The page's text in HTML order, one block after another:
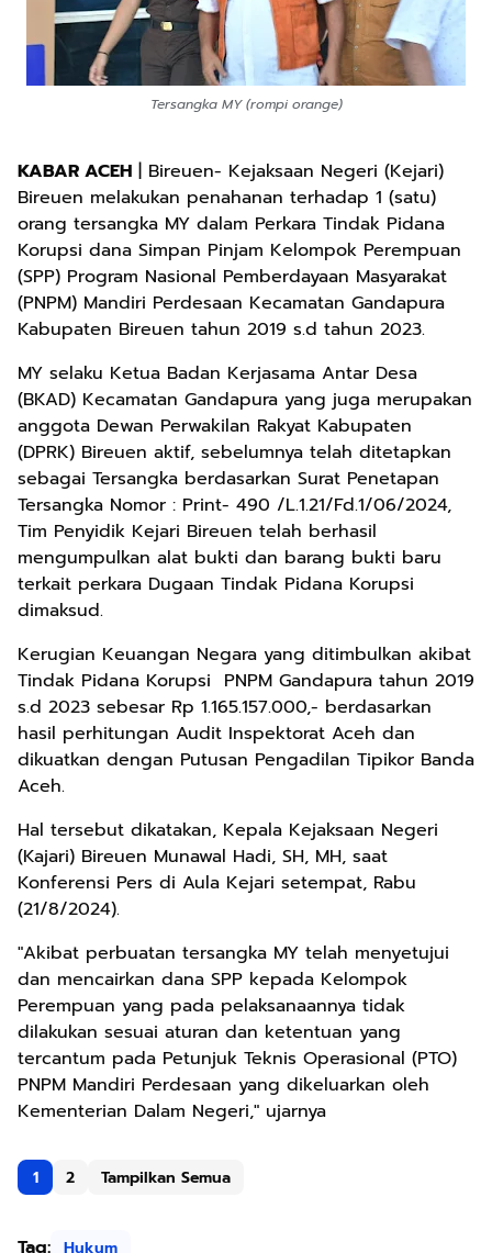
Tersangka MY (rompi orange)
KABAR ACEH | Bireuen- Kejaksaan Negeri (Kejari)
Bireuen melakukan penahanan terhadap 1 (satu)
orang tersangka MY dalam Perkara Tindak Pidana
Korupsi dana Simpan Pinjam Kelompok Perempuan
(SPP) Program Nasional Pemberdayaan Masyarakat
(PNPM) Mandiri Perdesaan Kecamatan Gandapura
Kabupaten Bireuen tahun 2019 s.d tahun 2023.
MY selaku Ketua Badan Kerjasama Antar Desa
(BKAD) Kecamatan Gandapura yang juga merupakan
anggota Dewan Perwakilan Rakyat Kabupaten
(DPRK) Bireuen aktif, sebelumnya telah ditetapkan
sebagai Tersangka berdasarkan Surat Penetapan
Tersangka Nomor : Print- 490 /L.1.21/Fd.1/06/2024,
Tim Penyidik Kejari Bireuen telah berhasil
mengumpulkan alat bukti dan barang bukti baru
terkait perkara Dugaan Tindak Pidana Korupsi
dimaksud.
Kerugian Keuangan Negara yang ditimbulkan akibat
Tindak Pidana Korupsi PNPM Gandapura tahun 2019
s.d 2023 sebesar Rp 1.165.157.000,- berdasarkan
hasil perhitungan Audit Inspektorat Aceh dan
dikuatkan dengan Putusan Pengadilan Tipikor Banda
Aceh.
Hal tersebut dikatakan, Kepala Kejaksaan Negeri
(Kajari) Bireuen Munawal Hadi, SH, MH, saat
Konferensi Pers di Aula Kejari setempat, Rabu
(21/8/2024).
"Akibat perbuatan tersangka MY telah menyetujui
dan mencairkan dana SPP kepada Kelompok
Perempuan yang pada pelaksanaannya tidak
dilakukan sesuai aturan dan ketentuan yang
tercantum pada Petunjuk Teknis Operasional (PTO)
PNPM Mandiri Perdesaan yang dikeluarkan oleh
Kementerian Dalam Negeri," ujarnya
1 2 Tampilkan Semua
Tag: Hukum